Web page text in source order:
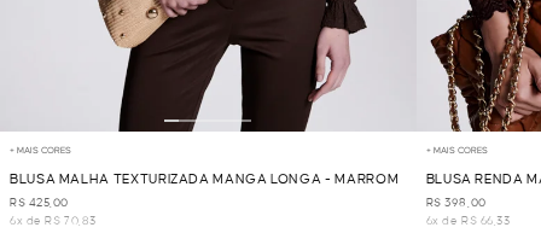
+ MAIS CORES
BLUSA MALHA TEXTURIZADA MANGA LONGA - MARROM
R$ 425,00
6x de R$ 70,83
+ MAIS CORES
BLUSA RENDA
R$ 398,00
6x de R$ 66,33